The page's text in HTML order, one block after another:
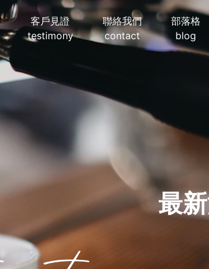
客戶見證
testimony
聯絡我們
contact
部落格
blog
最